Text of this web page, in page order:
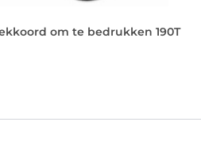
om te bedrukken 190T